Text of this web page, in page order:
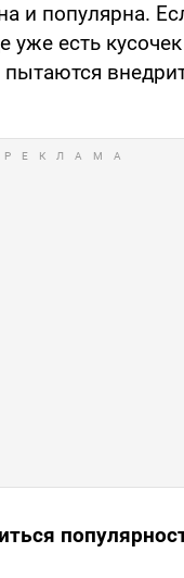
и популярна.
уже есть